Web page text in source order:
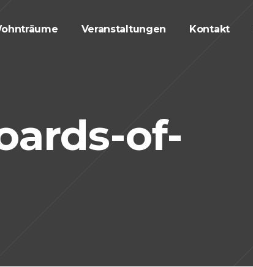
Veranstaltungen Kontakt
of-